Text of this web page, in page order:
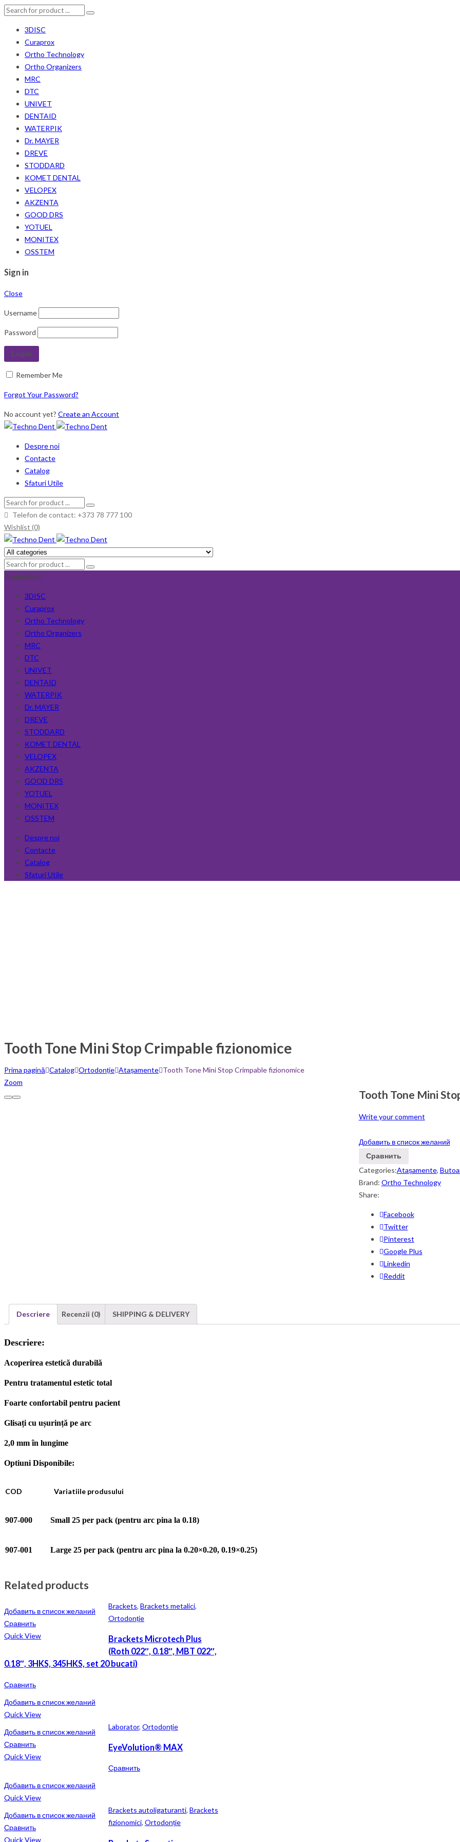
3DISC
Curaprox
Ortho Technology
Ortho Organizers
MRC
DTC
UNIVET
DENTAID
WATERPIK
Dr. MAYER
DREVE
STODDARD
KOMET DENTAL
VELOPEX
AKZENTA
GOOD DRS
YOTUEL
MONITEX
OSSTEM
Sign in
Close
Username
Password
Remember Me
Forgot Your Password?
No account yet? Create an Account
Despre noi
Contacte
Catalog
Sfaturi Utile
Telefon de contact: +373 78 777 100
Wishlist (0)
Producători
3DISC
Curaprox
Ortho Technology
Ortho Organizers
MRC
DTC
UNIVET
DENTAID
WATERPIK
Dr. MAYER
DREVE
STODDARD
KOMET DENTAL
VELOPEX
AKZENTA
GOOD DRS
YOTUEL
MONITEX
OSSTEM
Despre noi
Contacte
Catalog
Sfaturi Utile
Tooth Tone Mini Stop Crimpable fizionomice
Prima pagină Catalog Ortodonție Atașamente Tooth Tone Mini Stop Crimpable fizionomice
Zoom
Tooth Tone Mini
Write your comment
Добавить в список желаний
Сравнить
Categories:Atașamente,
Brand: Ortho Technology
Share:
Facebook
Twitter
Pinterest
Google Plus
Linkedin
Reddit
Descriere Recenzii (0) SHIPPING & DELIVERY
Descriere:
Acoperirea estetică durabilă
Pentru tratamentul estetic total
Foarte confortabil pentru pacient
Glisați cu ușurință pe arc
2,0 mm în lungime
Optiuni Disponibile:
COD Variatiile produsului
907-000 Small 25 per pack (pentru arc pina la 0.18)
907-001 Large 25 per pack (pentru arc pina la 0.20×0.20, 0.19×0.25)
Related products
Добавить в список желаний
Сравнить
Quick View
Brackets, Brackets metalici,
Ortodonție
Brackets Microtech Plus
(Roth 022″, 0.18″, MBT 022″,
0.18″, 3HKS, 345HKS, set 20 bucati)
Сравнить
Добавить в список желаний
Quick View
Добавить в список желаний
Сравнить
Quick View
Laborator, Ortodonție
EyeVolution® MAX
Сравнить
Добавить в список желаний
Quick View
Добавить в список желаний
Сравнить
Quick View
Brackets autoligaturanti, Brackets
fizionomici, Ortodonție